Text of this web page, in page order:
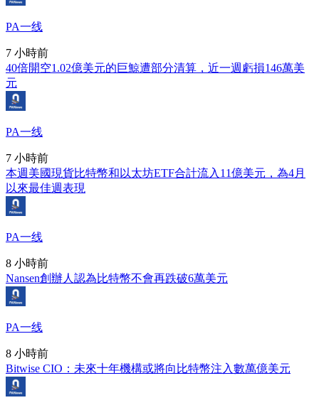
PA一线
7 小時前
40倍開空1.02億美元的巨鯨遭部分清算，近一週虧損146萬美
元
PA一线
7 小時前
本週美國現貨比特幣和以太坊ETF合計流入11億美元，為4月
以來最佳週表現
PA一线
8 小時前
Nansen創辦人認為比特幣不會再跌破6萬美元
PA一线
8 小時前
Bitwise CIO：未來十年機構或將向比特幣注入數萬億美元